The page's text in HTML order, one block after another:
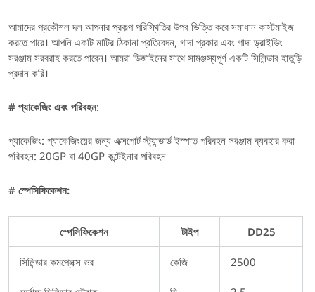
আমাদের প্রকৌশল দল আপনার প্রকল্প পরিস্থিতির উপর ভিত্তি করে সমাধান কাস্টমাইজ
করতে পারে। আপনি একটি মাটির ঠিকানা প্রতিবেদন, গাদা প্রকার এবং গাদা ড্রাইভিং
সরঞ্জাম সরবরাহ করতে পারেন। আমরা ডিজাইনের সাথে সামঞ্জস্যপূর্ণ একটি সিলিন্ডার হাতুড়ি
প্রদান করি।
# প্যাকেজিং এবং পরিবহন:
প্যাকেজিং: প্যাকেজিংয়ের জন্য এক্সপোর্ট স্ট্যান্ডার্ড ইস্পাত পরিবহন সরঞ্জাম ব্যবহার করা
পরিবহন: 20GP বা 40GP কন্টেইনার পরিবহন
# স্পেসিফিকেশন:
স্পেসিফিকেশন টাইপ DD25
সিলিন্ডার কমপ্লেক্স ভর কেজি 2500